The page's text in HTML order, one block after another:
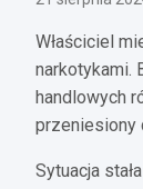
Właściciel
narkotykami.
handlowych
przeniesiony
Sytuacja